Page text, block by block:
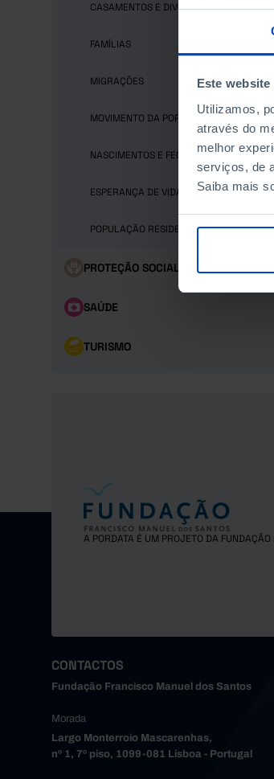
Este
Utilizamos,
através do
melhor
serviços, de
Saiba mais
CASAMENTOS E DIVÓRCIOS
FAMÍLIAS
MIGRAÇÕES
MOVIMENTO DA POPULAÇÃO
NASCIMENTOS E FECUNDIDADE
ESPERANÇA DE VIDA E MORTES
POPULAÇÃO RESIDENTE
PROTEÇÃO SOCIAL
SAÚDE
TURISMO
A PORDATA É UM PROJETO DA
CONTACTOS
Fundação Francisco Manuel dos Santos
Morada
Largo Monterroio Mascarenhas,
nº 1, 7º piso, 1099-081 Lisboa - Portugal